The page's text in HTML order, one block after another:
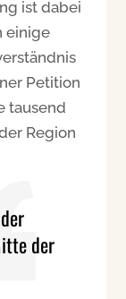
ist dabei
einige
Petition
tausend
Region
der